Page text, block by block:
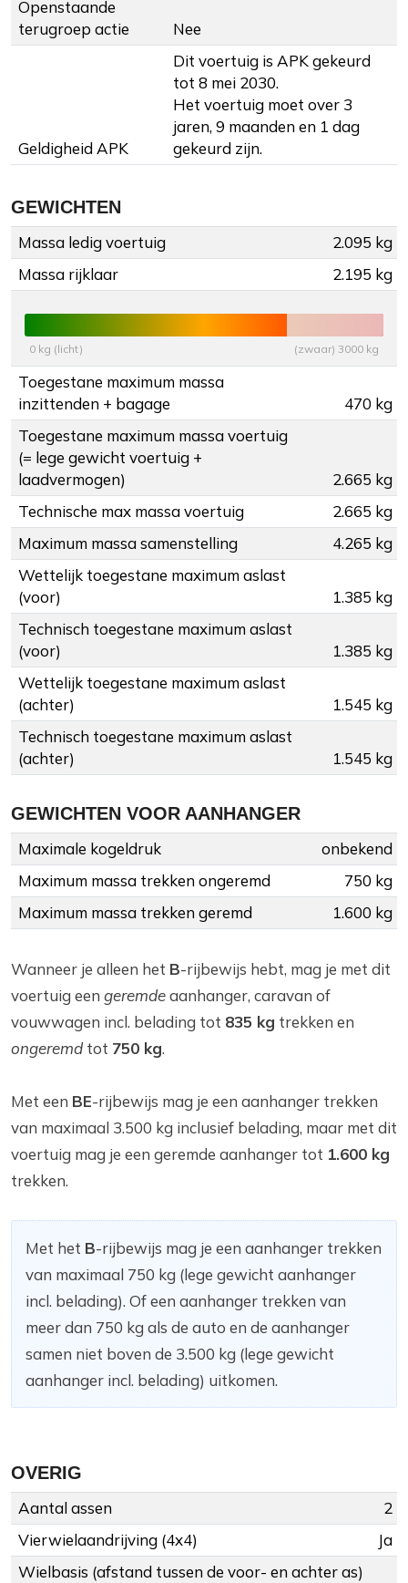
Openstaande
terugroep actie
Nee
Geldigheid APK
Dit voertuig is APK gekeurd
tot 8 mei 2030.
Het voertuig moet over 3
jaren, 9 maanden en 1 dag
gekeurd zijn.
GEWICHTEN
Massa ledig voertuig
2.095 kg
Massa rijklaar
2.195 kg
0 kg (licht) (zwaar) 3000 kg
Toegestane maximum massa
inzittenden + bagage
470 kg
Toegestane maximum massa voertuig
(= lege gewicht voertuig +
laadvermogen)
2.665 kg
Technische max massa voertuig
2.665 kg
Maximum massa samenstelling
4.265 kg
Wettelijk toegestane maximum aslast
(voor)
1.385 kg
Technisch toegestane maximum aslast
(voor)
1.385 kg
Wettelijk toegestane maximum aslast
(achter)
1.545 kg
Technisch toegestane maximum aslast
(achter)
1.545 kg
GEWICHTEN VOOR AANHANGER
Maximale kogeldruk
onbekend
Maximum massa trekken ongeremd
750 kg
Maximum massa trekken geremd
1.600 kg
Wanneer je alleen het B-rijbewijs hebt, mag je met dit
voertuig een geremdeaanhanger, caravan of
vouwwagen incl. belading tot 835 kg trekken en
ongeremd tot 750 kg.
Met een BE-rijbewijs mag je een aanhanger trekken
van maximaal 3.500 kg inclusief belading, maar met dit
voertuig mag je een geremde aanhanger tot 1.600 kg
trekken.
Met het B-rijbewijs mag je een aanhanger trekken
van maximaal 750 kg (lege gewicht aanhanger
incl. belading). Of een aanhanger trekken van
meer dan 750 kg als de auto en de aanhanger
samen niet boven de 3.500 kg (lege gewicht
aanhanger incl. belading) uitkomen.
OVERIG
Aantal assen
2
Vierwielaandrijving (4x4)
Ja
Wielbasis (afstand tussen de voor- en achter as)